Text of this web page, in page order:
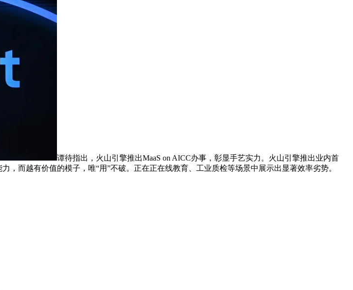
谭待指出，火山引擎推出MaaS on AICC办事，彰显手艺实力。火山引擎推出业内首
，而越有价值的模子，唯“用”不破。正在正在线教育、工业质检等场景中展示出显著效率劣势。